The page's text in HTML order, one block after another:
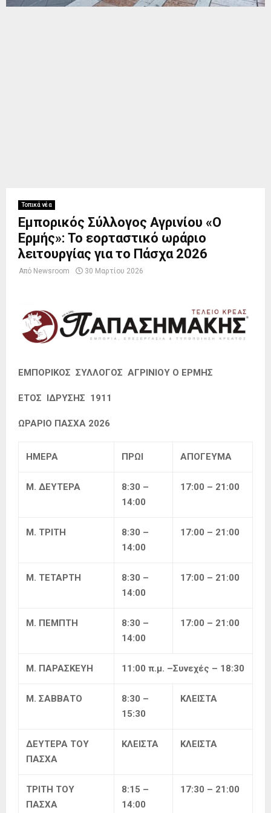
Τοπικά νέα
Εμπορικός Σύλλογος Αγρινίου «Ο
Ερμής»: Το εορταστικό ωράριο
λειτουργίας για το Πάσχα 2026
Από Newsroom 30 Μαρτίου 2026
ΕΜΠΟΡΙΚΟΣ ΣΥΛΛΟΓΟΣ ΑΓΡΙΝΙΟΥ Ο ΕΡΜΗΣ
ΕΤΟΣ ΙΔΡΥΣΗΣ 1911
ΩΡΑΡΙΟ ΠΑΣΧΑ 2026
ΗΜΕΡΑ ΠΡΩΙ ΑΠΟΓΕΥΜΑ
Μ. ΔΕΥΤΕΡΑ
8:30 –
14:00
17:00 – 21:00
Μ. ΤΡΙΤΗ
8:30 –
14:00
17:00 – 21:00
Μ. ΤΕΤΑΡΤΗ
8:30 –
14:00
17:00 – 21:00
Μ. ΠΕΜΠΤΗ
8:30 –
14:00
17:00 – 21:00
Μ. ΠΑΡΑΣΚΕΥΗ 11:00 π.μ. –Συνεχές – 18:30
Μ. ΣΑΒΒΑΤΟ 8:30 –
15:30
ΚΛΕΙΣΤΑ
ΔΕΥΤΕΡΑ ΤΟΥ
ΠΑΣΧΑ
ΚΛΕΙΣΤΑ ΚΛΕΙΣΤΑ
ΤΡΙΤΗ ΤΟΥ
ΠΑΣΧΑ
8:15 –
14:00
17:30 – 21:00